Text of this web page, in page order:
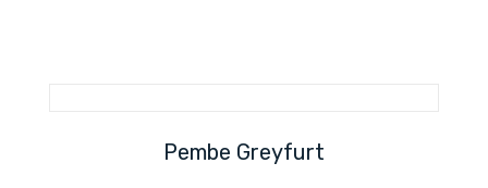
Pembe Greyfurt